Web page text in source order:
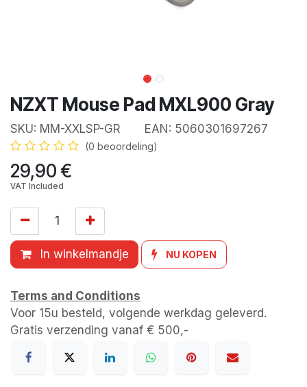
NZXT Mouse Pad MXL900 Gray
SKU: MM-XXLSP-GR EAN: 5060301697267
(0 beoordeling)
29,90€
VAT Included
In winkelmandje NU KOPEN
Terms and Conditions
Voor 15u besteld, volgende werkdag geleverd.
Gratis verzending vanaf € 500,-